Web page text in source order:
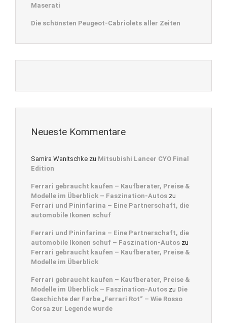
Maserati
Die schönsten Peugeot-Cabriolets aller Zeiten
Neueste Kommentare
Samira Wanitschke zu Mitsubishi Lancer CYO Final
Edition
Ferrari gebraucht kaufen – Kaufberater, Preise &
Modelle im Überblick – Faszination-Autos zu
Ferrari und Pininfarina – Eine Partnerschaft, die
automobile Ikonen schuf
Ferrari und Pininfarina – Eine Partnerschaft, die
automobile Ikonen schuf – Faszination-Autos zu
Ferrari gebraucht kaufen – Kaufberater, Preise &
Modelle im Überblick
Ferrari gebraucht kaufen – Kaufberater, Preise &
Modelle im Überblick – Faszination-Autos zu Die
Geschichte der Farbe „Ferrari Rot“ – Wie Rosso
Corsa zur Legende wurde